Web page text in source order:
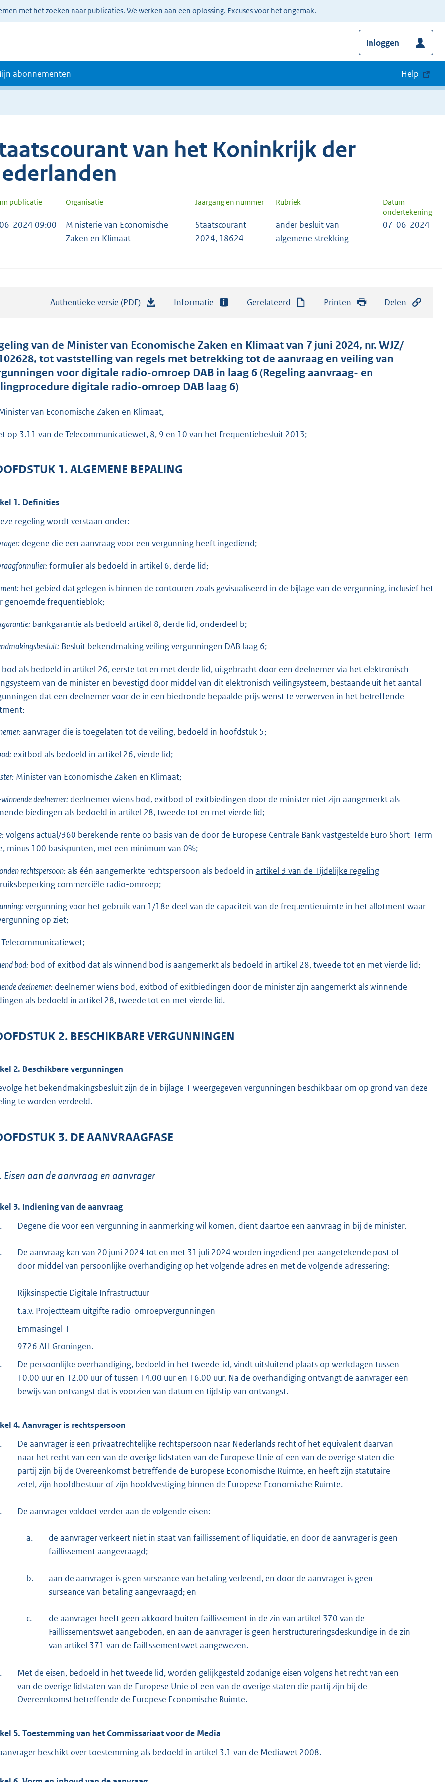
met het zoeken naar publicaties. We werken aan een oplossing. Excuses voor het ongemak.
Inloggen
abonnementen Help
van het Koninkrijk der
publicatie Organisatie Jaargang en nummer Rubriek
Datum
ondertekening
2024 09:00
Ministerie van Economische
Zaken en Klimaat
Staatscourant
2024, 18624
ander besluit van
algemene strekking
07-06-2024
Authentieke versie (PDF)
t
a
n
d
g
o
t
t
3
b
Informatie Gerelateerd Printen Delen
van de Minister van Economische Zaken en Klimaat van 7 juni 2024, nr. WJZ/
tot vaststelling van regels met betrekking tot de aanvraag en veiling van
voor digitale radio-omroep DAB in laag 6 (Regeling aanvraag- en
digitale radio-omroep DAB laag 6)
van Economische Zaken en Klimaat,
op 3.11 van de Telecommunicatiewet, 8, 9 en 10 van het Frequentiebesluit 2013;
1. ALGEMENE BEPALING
1. Definities
regeling wordt verstaan onder:
degene die een aanvraag voor een vergunning heeft ingediend;
formulier als bedoeld in artikel 6, derde lid;
het gebied dat gelegen is binnen de contouren zoals gevisualiseerd in de bijlage van de vergunning, inclusief het
genoemde frequentieblok;
bankgarantie als bedoeld artikel 8, derde lid, onderdeel b;
Besluit bekendmaking veiling vergunningen DAB laag 6;
bod als bedoeld in artikel 26, eerste tot en met derde lid, uitgebracht door een deelnemer via het elektronisch
van de minister en bevestigd door middel van dit elektronisch veilingsysteem, bestaande uit het aantal
dat een deelnemer voor de in een biedronde bepaalde prijs wenst te verwerven in het betreffende
aanvrager die is toegelaten tot de veiling, bedoeld in hoofdstuk 5;
exitbod als bedoeld in artikel 26, vierde lid;
Minister van Economische Zaken en Klimaat;
deelnemer: deelnemer wiens bod, exitbod of exitbiedingen door de minister niet zijn aangemerkt als
biedingen als bedoeld in artikel 28, tweede tot en met vierde lid;
volgens actual/360 berekende rente op basis van de door de Europese Centrale Bank vastgestelde Euro Short-Term
minus 100 basispunten, met een minimum van 0%;
rechtspersoon: als één aangemerkte rechtspersoon als bedoeld in artikel 3 van de Tijdelijke regeling
commerciële radio-omroep;
vergunning voor het gebruik van 1/18e deel van de capaciteit van de frequentieruimte in het allotment waar
op ziet;
Telecommunicatiewet;
bod: bod of exitbod dat als winnend bod is aangemerkt als bedoeld in artikel 28, tweede tot en met vierde lid;
deelnemer: deelnemer wiens bod, exitbod of exitbiedingen door de minister zijn aangemerkt als winnende
als bedoeld in artikel 28, tweede tot en met vierde lid.
2. BESCHIKBARE VERGUNNINGEN
2. Beschikbare vergunningen
het bekendmakingsbesluit zijn de in bijlage 1 weergegeven vergunningen beschikbaar om op grond van deze
te worden verdeeld.
3. DE AANVRAAGFASE
Eisen aan de aanvraag en aanvrager
3. Indiening van de aanvraag
Degene die voor een vergunning in aanmerking wil komen, dient daartoe een aanvraag in bij de minister.
De aanvraag kan van 20 juni 2024 tot en met 31 juli 2024 worden ingediend per aangetekende post of
door middel van persoonlijke overhandiging op het volgende adres en met de volgende adressering:
Rijksinspectie Digitale Infrastructuur
t.a.v. Projectteam uitgifte radio-omroepvergunningen
Emmasingel 1
9726 AH Groningen.
De persoonlijke overhandiging, bedoeld in het tweede lid, vindt uitsluitend plaats op werkdagen tussen
10.00 uur en 12.00 uur of tussen 14.00 uur en 16.00 uur. Na de overhandiging ontvangt de aanvrager een
bewijs van ontvangst dat is voorzien van datum en tijdstip van ontvangst.
4. Aanvrager is rechtspersoon
De aanvrager is een privaatrechtelijke rechtspersoon naar Nederlands recht of het equivalent daarvan
naar het recht van een van de overige lidstaten van de Europese Unie of een van de overige staten die
partij zijn bij de Overeenkomst betreffende de Europese Economische Ruimte, en heeft zijn statutaire
zetel, zijn hoofdbestuur of zijn hoofdvestiging binnen de Europese Economische Ruimte.
De aanvrager voldoet verder aan de volgende eisen:
a.
de aanvrager verkeert niet in staat van faillissement of liquidatie, en door de aanvrager is geen
faillissement aangevraagd;
b.
aan de aanvrager is geen surseance van betaling verleend, en door de aanvrager is geen
surseance van betaling aangevraagd; en
c.
de aanvrager heeft geen akkoord buiten faillissement in de zin van artikel 370 van de
Faillissementswet aangeboden, en aan de aanvrager is geen herstructureringsdeskundige in de zin
van artikel 371 van de Faillissementswet aangewezen.
Met de eisen, bedoeld in het tweede lid, worden gelijkgesteld zodanige eisen volgens het recht van een
van de overige lidstaten van de Europese Unie of een van de overige staten die partij zijn bij de
Overeenkomst betreffende de Europese Economische Ruimte.
5. Toestemming van het Commissariaat voor de Media
beschikt over toestemming als bedoeld in artikel 3.1 van de Mediawet 2008.